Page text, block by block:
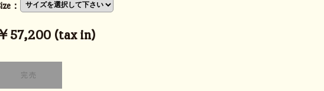
：
57,200 (tax in)